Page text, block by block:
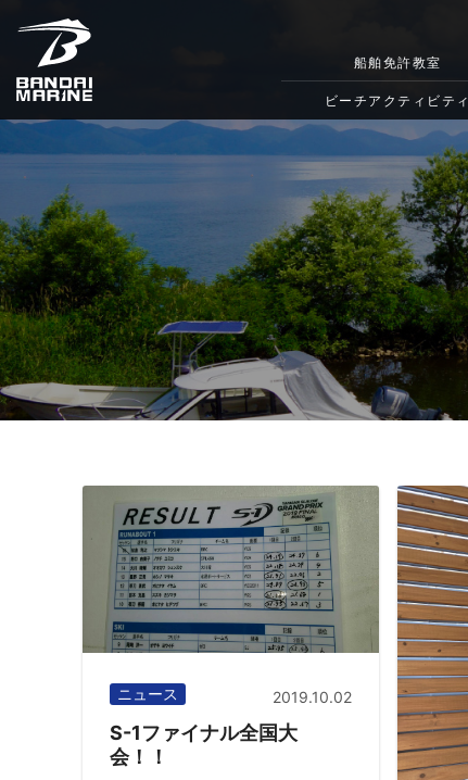
船舶免許教室
ビーチアクティビティ
ニュース 2019.10.02
S-1ファイナル全国大
会！！